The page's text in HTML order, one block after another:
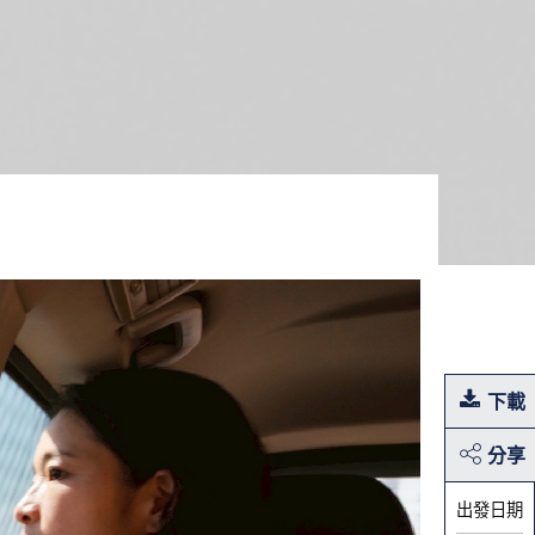
下載
分享
出發日期